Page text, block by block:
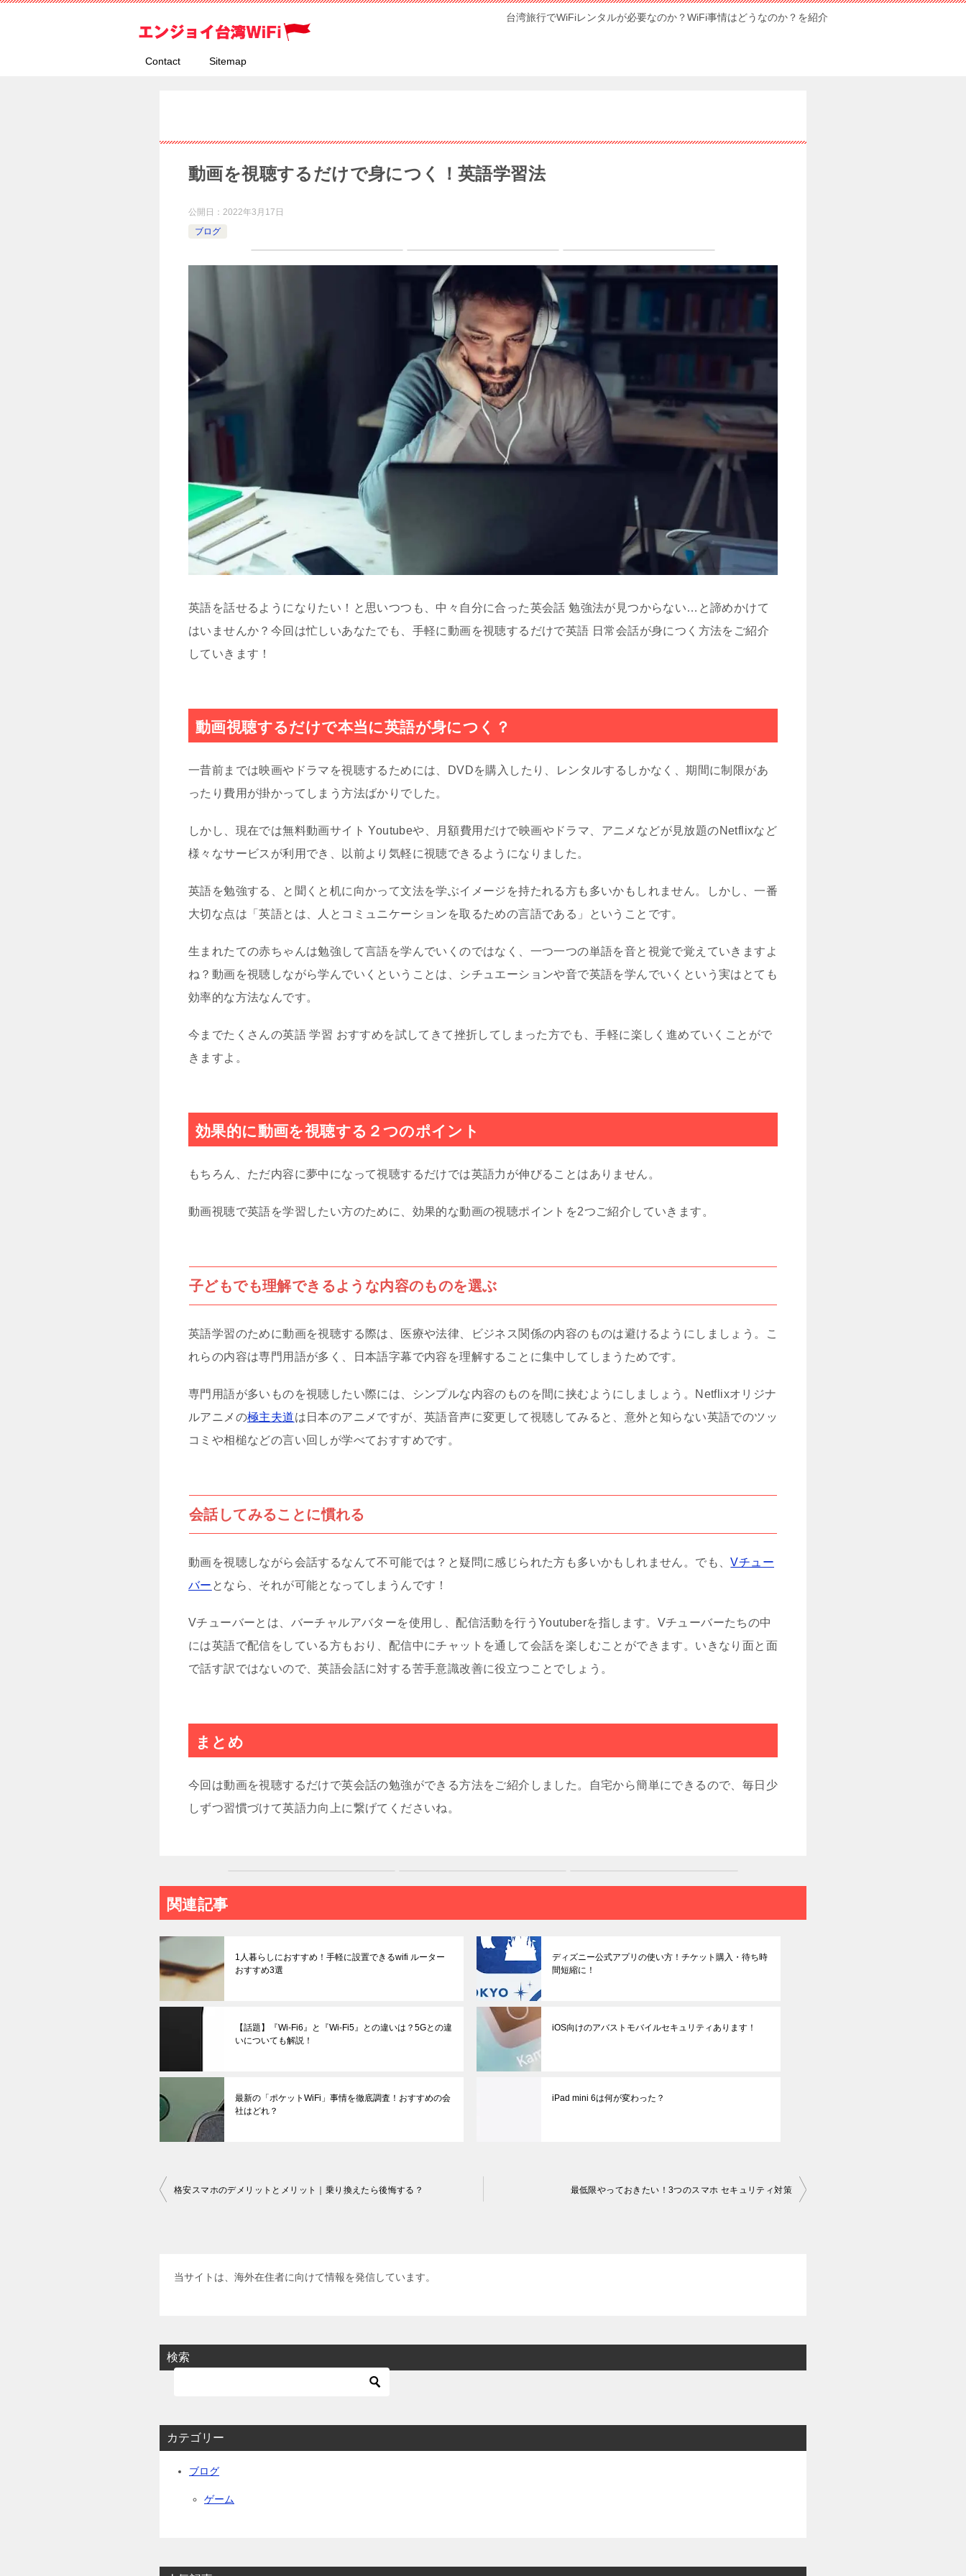
台湾旅行でWiFiレンタルが必要なのか？WiFi事情はどうなのか？を紹介
Contact Sitemap
動画を視聴するだけで身につく！英語学習法
公開日： 2022年3月17日
ブログ
英語を話せるようになりたい！と思いつつも、中々自分に合った英会話 勉強法が見つからない…と諦めかけて
はいませんか？今回は忙しいあなたでも、手軽に動画を視聴するだけで英語 日常会話が身につく方法をご紹介
していきます！
動画視聴するだけで本当に英語が身につく？
一昔前までは映画やドラマを視聴するためには、DVDを購入したり、レンタルするしかなく、期間に制限があ
ったり費用が掛かってしまう方法ばかりでした。
しかし、現在では無料動画サイト Youtubeや、月額費用だけで映画やドラマ、アニメなどが見放題のNetflixなど
様々なサービスが利用でき、以前より気軽に視聴できるようになりました。
英語を勉強する、と聞くと机に向かって文法を学ぶイメージを持たれる方も多いかもしれません。しかし、一番
大切な点は「英語とは、人とコミュニケーションを取るための言語である」ということです。
生まれたての赤ちゃんは勉強して言語を学んでいくのではなく、一つ一つの単語を音と視覚で覚えていきますよ
ね？動画を視聴しながら学んでいくということは、シチュエーションや音で英語を学んでいくという実はとても
効率的な方法なんです。
今までたくさんの英語 学習 おすすめを試してきて挫折してしまった方でも、手軽に楽しく進めていくことがで
きますよ。
効果的に動画を視聴する２つのポイント
もちろん、ただ内容に夢中になって視聴するだけでは英語力が伸びることはありません。
動画視聴で英語を学習したい方のために、効果的な動画の視聴ポイントを2つご紹介していきます。
子どもでも理解できるような内容のものを選ぶ
英語学習のために動画を視聴する際は、医療や法律、ビジネス関係の内容のものは避けるようにしましょう。こ
れらの内容は専門用語が多く、日本語字幕で内容を理解することに集中してしまうためです。
専門用語が多いものを視聴したい際には、シンプルな内容のものを間に挟むようにしましょう。Netflixオリジナ
ルアニメの極主夫道は日本のアニメですが、英語音声に変更して視聴してみると、意外と知らない英語でのツッ
コミや相槌などの言い回しが学べておすすめです。
会話してみることに慣れる
動画を視聴しながら会話するなんて不可能では？と疑問に感じられた方も多いかもしれません。でも、Vチュー
バー となら、それが可能となってしまうんです！
Vチューバーとは、バーチャルアバターを使用し、配信活動を行うYoutuberを指します。Vチューバーたちの中
には英語で配信をしている方もおり、配信中にチャットを通して会話を楽しむことができます。いきなり面と面
で話す訳ではないので、英語会話に対する苦手意識改善に役立つことでしょう。
まとめ
今回は動画を視聴するだけで英会話の勉強ができる方法をご紹介しました。自宅から簡単にできるので、毎日少
しずつ習慣づけて英語力向上に繋げてくださいね。
関連記事
1人暮らしにおすすめ！手軽に設置できるwifi ルーター
おすすめ3選
ディズニー公式アプリの使い方！チケット購入・待ち時
間短縮に！
【話題】『Wi-Fi6』と『Wi-Fi5』との違いは？5Gとの違
いについても解説！
iOS向けのアバストモバイルセキュリティあります！
最新の「ポケットWiFi」事情を徹底調査！おすすめの会
社はどれ？
iPad mini 6は何が変わった？
投
ゲ
ョ
ン
格安スマホのデメリットとメリット｜乗り換えたら後悔する？ 最低限やっておきたい！3つのスマホ セキュリティ対策
当サイトは、海外在住者に向けて情報を発信しています。
検索
カテゴリー
ブログ
ゲーム